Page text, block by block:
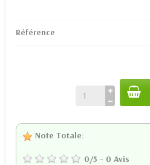
Référence
Note Totale:
0/5 - 0 Avis